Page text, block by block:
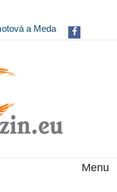
a Meda
Menu